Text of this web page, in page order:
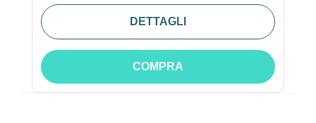
DETTAGLI
COMPRA